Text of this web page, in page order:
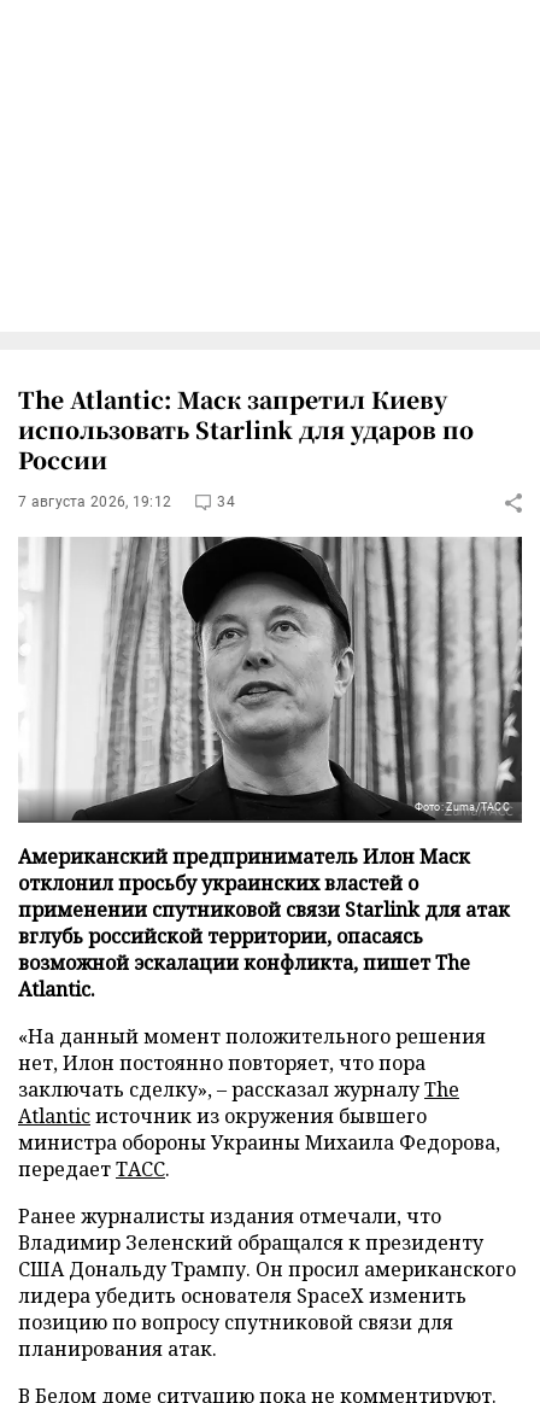
The Atlantic: Маск запретил Киеву
использовать Starlink для ударов по
России
7 августа 2026, 19:12 34
Фото: Zuma/ТАСС
Американский предприниматель Илон Маск
отклонил просьбу украинских властей о
применении спутниковой связи Starlink для атак
вглубь российской территории, опасаясь
возможной эскалации конфликта, пишет The
Atlantic.
«На данный момент положительного решения
нет, Илон постоянно повторяет, что пора
заключать сделку», – рассказал журналуThe
Atlanticисточник из окружения бывшего
министра обороны Украины Михаила Федорова,
передаетТАСС.
Ранее журналисты издания отмечали, что
Владимир Зеленский обращался к президенту
США Дональду Трампу. Он просил американского
лидера убедить основателя SpaceX изменить
позицию по вопросу спутниковой связи для
планирования атак.
В Белом доме ситуацию пока не комментируют.